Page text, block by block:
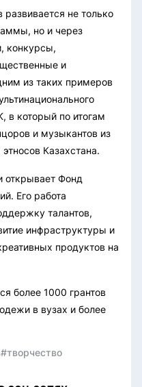
не только
но и через
конкурсы,
и
из таких примеров
в который по итогам
и музыкантов из
Казахстана.
открывает Фонд
Его работа
талантов,
инфраструктуры и
продуктов на
более 1000 грантов
в вузах и более
#творчество